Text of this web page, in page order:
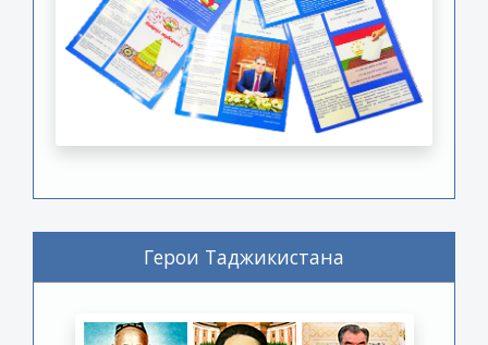
Герои Таджикистана